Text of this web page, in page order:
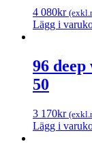
4 080kr
Lägg i
96
50
3 170kr
Lägg i